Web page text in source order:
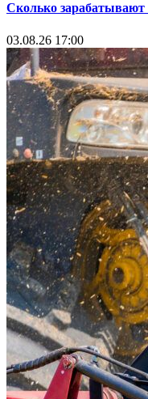
Сколько зарабатывают
03.08.26 17:00